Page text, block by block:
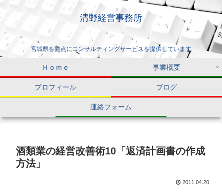
清野経営事務所
宮城県を拠点にコンサルティングサービスを提供しています
Ｈｏｍｅ 事業概要
プロフィール ブログ
連絡フォーム
酒類業の経営改善術10「返済計画書の作成
方法」
2011.04.20